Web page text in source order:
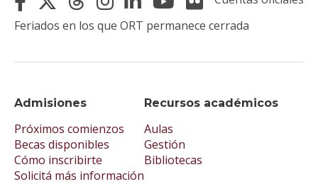
Admisiones
Próximos comienzos
Becas disponibles
Cómo inscribirte
Solicitá más información
Recursos académicos
Aulas
Gestión
Bibliotecas
Feriados en los que ORT permanece cerrada